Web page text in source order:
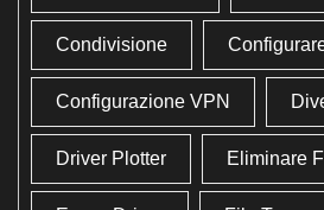
Condivisione
Configurazione VPN
Driver Plotter Eliminare